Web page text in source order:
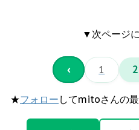
▼次ページ
‹ 1 2
★フォロー してmitoさんの